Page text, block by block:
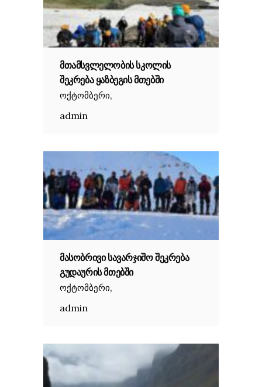
ᲛᲗᲐᲛᲡᲕᲚᲔᲚᲝᲑᲘᲡ ᲡᲙᲝᲚᲘᲡ
ᲨᲔᲙᲠᲔᲑᲐ ᲧᲐᲖᲑᲔᲒᲘᲡ ᲛᲗᲔᲑᲨᲘ
ოქტომბერი,
admin
ᲛᲐᲡᲝᲑᲠᲘᲕᲘ ᲡᲐᲕᲐᲠᲯᲘᲨᲝ ᲨᲔᲙᲠᲔᲑᲐ
ᲒᲣᲓᲐᲣᲠᲘᲡ ᲛᲗᲔᲑᲨᲘ
ოქტომბერი,
admin